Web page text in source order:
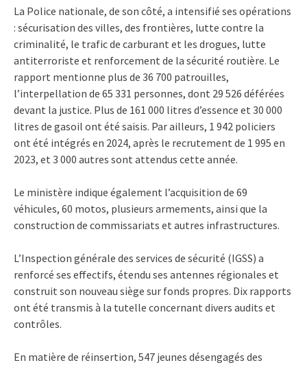
La Police nationale, de son côté, a intensifié ses opérations
: sécurisation des villes, des frontières, lutte contre la
criminalité, le trafic de carburant et les drogues, lutte
antiterroriste et renforcement de la sécurité routière. Le
rapport mentionne plus de 36 700 patrouilles,
l’interpellation de 65 331 personnes, dont 29 526 déférées
devant la justice. Plus de 161 000 litres d’essence et 30 000
litres de gasoil ont été saisis. Par ailleurs, 1 942 policiers
ont été intégrés en 2024, après le recrutement de 1 995 en
2023, et 3 000 autres sont attendus cette année.
Le ministère indique également l’acquisition de 69
véhicules, 60 motos, plusieurs armements, ainsi que la
construction de commissariats et autres infrastructures.
L’Inspection générale des services de sécurité (IGSS) a
renforcé ses effectifs, étendu ses antennes régionales et
construit son nouveau siège sur fonds propres. Dix rapports
ont été transmis à la tutelle concernant divers audits et
contrôles.
En matière de réinsertion, 547 jeunes désengagés des